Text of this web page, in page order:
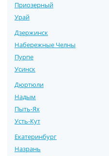
Приозерный
Урай
Дзержинск
Набережные Челны
Пурпе
Усинск
Дюртюли
Надым
Пыть-Ях
Усть-Кут
Екатеринбург
Назрань